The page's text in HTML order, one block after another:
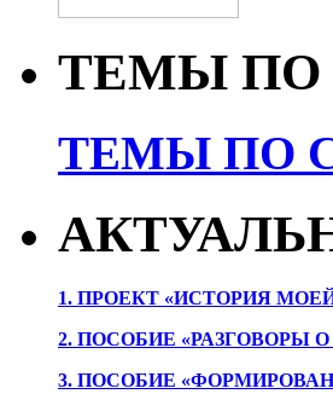
ТЕМЫ ПО
ТЕМЫ ПО
1. ПРОЕКТ «ИСТОРИЯ
2. ПОСОБИЕ
3. ПОСОБИЕ